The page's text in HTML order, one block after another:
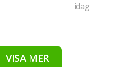
idag
VISA MER